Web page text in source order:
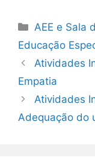
Categorias
AEE e Sala
Educação
Atividades
Empatia
Atividades
Adequação do